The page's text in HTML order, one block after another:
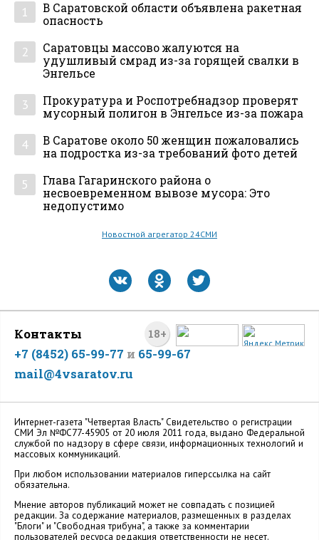
1
В Саратовской области объявлена ракетная
опасность
2
Саратовцы массово жалуются на
удушливый смрад из-за горящей свалки в
Энгельсе
3
Прокуратура и Роспотребнадзор проверят
мусорный полигон в Энгельсе из-за пожара
4
В Саратове около 50 женщин пожаловались
на подростка из-за требований фото детей
5
Глава Гагаринского района о
несвоевременном вывозе мусора: Это
недопустимо
Новостной агрегатор 24СМИ
18+
Контакты
+7 (8452) 65-99-77 и 65-99-67
mail@4vsaratov.ru
Интернет-газета "Четвертая Власть" Cвидетельство о регистрации
СМИ Эл №ФС77-45905 от 20 июля 2011 года, выдано Федеральной
службой по надзору в сфере связи, информационных технологий и
массовых коммуникаций.
При любом использовании материалов гиперссылка на сайт
обязательна.
Мнение авторов публикаций может не совпадать с позицией
редакции. За содержание материалов, размещенных в разделах
"Блоги" и "Свободная трибуна", а также за комментарии
пользователей ресурса редакция ответственности не несет.